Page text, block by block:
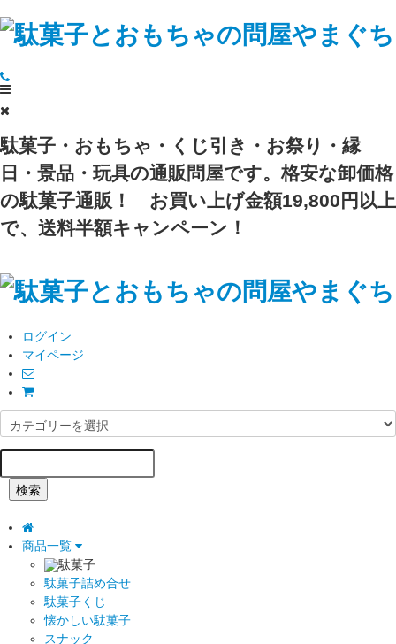
駄菓子・おもちゃ・くじ引き・お祭り・縁
日・景品・玩具の通販問屋です。格安な卸価格
の駄菓子通販！
お買い上げ金額19,800円以上
で、送料半額キャンペーン！
ログイン
マイページ
検索
商品一覧
駄菓子
駄菓子詰め合せ
駄菓子くじ
懐かしい駄菓子
スナック